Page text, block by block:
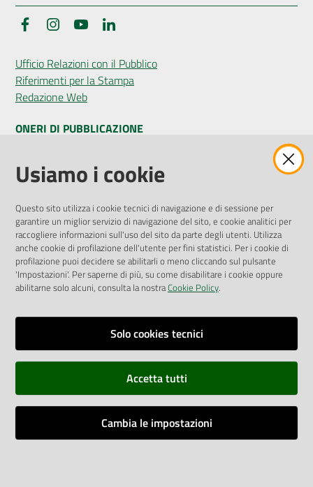
FacebookInstagramYouTube
Ufficio Relazioni con il Pubblico
Riferimenti per la Stampa
Redazione Web
ONERI DI PUBBLICAZIONE
Amministrazione Trasparente
Pubblicità legale
Privacy Policy
Attuazione Misure PNRR
Liste di Attesa
ENTI, IMPRESE E PARTNER
Fatturazione Elettronica
Richiesta Patrocinio
Dichiarazione di Accessibilità
Dati di Monitoraggio
Usiamo i cookie
Questo sito utilizza i cookie tecnici di navigazione e di sessione per
garantire un miglior servizio di navigazione del sito, e cookie analitici per
raccogliere informazioni sull'uso del sito da parte degli utenti. Utilizza
anche cookie di profilazione dell'utente per fini statistici. Per i cookie di
profilazione puoi decidere se abilitarli o meno cliccando sul pulsante
'Impostazioni'. Per saperne di più, su come disabilitare i cookie oppure
abilitarne solo alcuni, consulta la nostraCookie Policy.
Solo cookies tecnici
Accetta tutti
Cambia le impostazioni